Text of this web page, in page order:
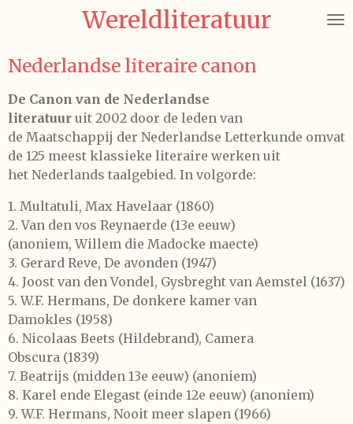
de
hoofdinhoud
Wereldliteratuur
Nederlandse literaire canon
De Canon van de Nederlandse
literatuur uit 2002 door de leden van
de Maatschappij der Nederlandse Letterkunde omvat
de 125 meest klassieke literaire werken uit
het Nederlands taalgebied. In volgorde:
1. Multatuli, Max Havelaar (1860)
2. Van den vos Reynaerde (13e eeuw)
(anoniem, Willem die Madocke maecte)
3. Gerard Reve, De avonden (1947)
4. Joost van den Vondel, Gysbreght van Aemstel (1637)
5. W.F. Hermans, De donkere kamer van
Damokles (1958)
6. Nicolaas Beets (Hildebrand), Camera
Obscura (1839)
7. Beatrijs (midden 13e eeuw) (anoniem)
8. Karel ende Elegast (einde 12e eeuw) (anoniem)
9. W.F. Hermans, Nooit meer slapen (1966)